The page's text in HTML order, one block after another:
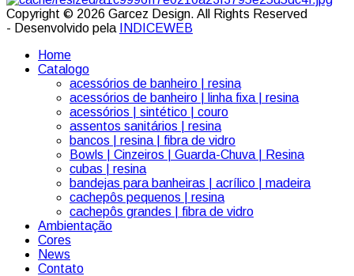
Copyright © 2026 Garcez Design. All Rights Reserved
- Desenvolvido pela
INDICEWEB
Home
Catalogo
acessórios de banheiro | resina
acessórios de banheiro | linha fixa | resina
acessórios | sintético | couro
assentos sanitários | resina
bancos | resina | fibra de vidro
Bowls | Cinzeiros | Guarda-Chuva | Resina
cubas | resina
bandejas para banheiras | acrílico | madeira
cachepôs pequenos | resina
cachepôs grandes | fibra de vidro
Ambientação
Cores
News
Contato